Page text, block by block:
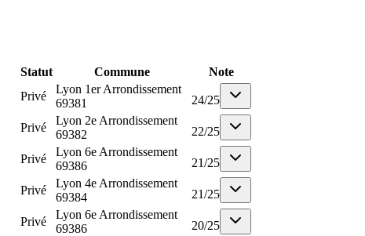
Statut Commune
Note
Privé
Lyon 1er Arrondissement
69381
24/25
Privé
Lyon 2e Arrondissement
69382
22/25
Privé
Lyon 6e Arrondissement
69386
21/25
Privé
Lyon 4e Arrondissement
69384
21/25
Privé
Lyon 6e Arrondissement
69386
20/25